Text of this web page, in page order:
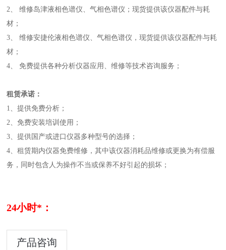
2、 维修岛津液相色谱仪、气相色谱仪；现货提供该仪器配件与耗
材；
3、 维修安捷伦液相色谱仪、气相色谱仪，现货提供该仪器配件与耗
材；
4、 免费提供各种分析仪器应用、维修等技术咨询服务；
租赁承诺：
1、提供免费分析；
2、免费安装培训使用；
3、提供国产或进口仪器多种型号的选择；
4、租赁期内仪器免费维修，其中该仪器消耗品维修或更换为有偿服
务，同时包含人为操作不当或保养不好引起的损坏；
24小时*：
产品咨询